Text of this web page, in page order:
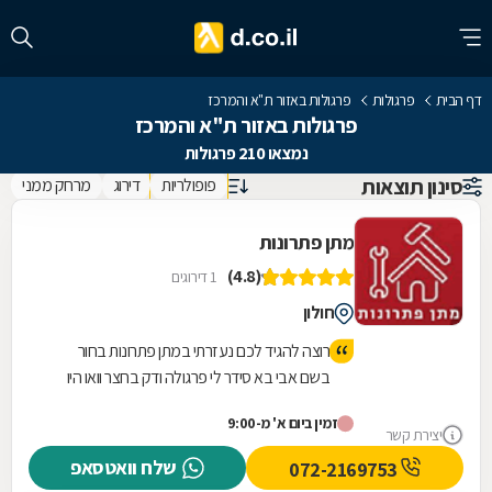
דף הבית פרגולות פרגולות באזור ת"א והמרכז
פרגולות באזור ת"א והמרכז
נמצאו 210 פרגולות
סינון תוצאות פופולריות דירוג מרחק ממני
יצירת קשר
מתן פתרונות
(4.8) 1 דירוגים
חולון
רוצה להגיד לכם נעזרתי במתן פתרונות בחור
בשם אבי בא סידר לי פרגולה ודק בחצר וואו היו
את אבי תקשיבו שירות ברמה אחרת בחור נחמד
חייכן אדיב מחיר הוגן ביותר אבל עזבו התוצאה
מטורפת לא דמיינתי שאפשר להביא את הדק ואת
זמין ביום א' מ-9:00
שלח וואטסאפ